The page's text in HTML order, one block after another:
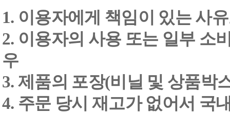
1. 이용자에게 책임이 있는 사
2. 이용자의 사용 또는 일부 소
우
3. 제품의 포장(비닐 및 상품박
4. 주문 당시 재고가 없어서 국